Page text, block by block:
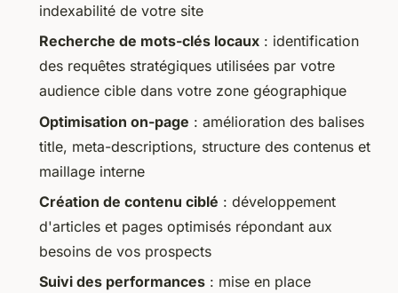
indexabilité de votre site
Recherche de mots-clés locaux : identification
des requêtes stratégiques utilisées par votre
audience cible dans votre zone géographique
Optimisation on-page : amélioration des balises
title, meta-descriptions, structure des contenus et
maillage interne
Création de contenu ciblé : développement
d'articles et pages optimisés répondant aux
besoins de vos prospects
Suivi des performances : mise en place